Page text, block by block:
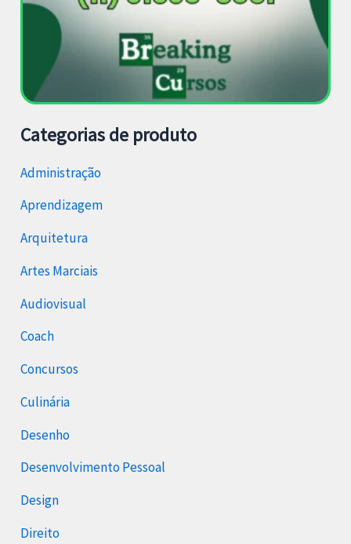
Categorias de produto
Administração
Aprendizagem
Arquitetura
Artes Marciais
Audiovisual
Coach
Concursos
Culinária
Desenho
Desenvolvimento Pessoal
Design
Direito